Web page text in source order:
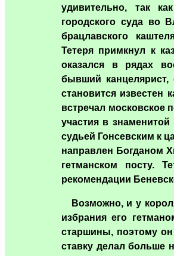
удивительно, так
городского суда во
брацлавского
Тетеря примкнул к
оказался в рядах
бывший
становится известен
встречал московское
участия в
судьей Гонсевским к
направлен Богданом
гетманском посту.
рекомендации
Возможно, и у
избрания его
старшины, поэтому
ставку делал больше